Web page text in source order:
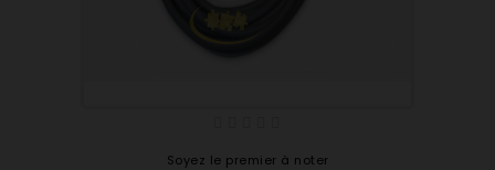
Soyez le premier à noter